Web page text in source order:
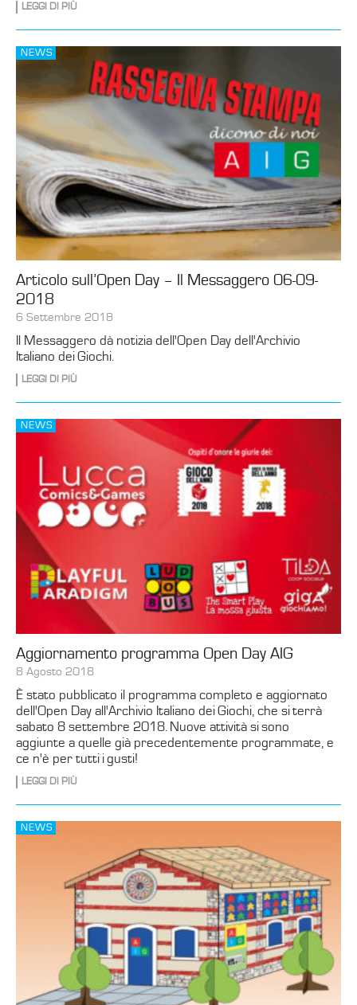
LEGGI DI PIÙ
NEWS
Articolo sull’Open Day – Il Messaggero 06-09-
2018
6 Settembre 2018
Il Messaggero dà notizia dell'Open Day dell'Archivio
Italiano dei Giochi.
LEGGI DI PIÙ
NEWS
Aggiornamento programma Open Day AIG
8 Agosto 2018
È stato pubblicato il programma completo e aggiornato
dell'Open Day all'Archivio Italiano dei Giochi, che si terrà
sabato 8 settembre 2018. Nuove attività si sono
aggiunte a quelle già precedentemente programmate, e
ce n'è per tutti i gusti!
LEGGI DI PIÙ
NEWS